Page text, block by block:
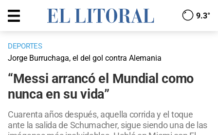
9.3°
DEPORTES
Jorge Burruchaga, el del gol contra Alemania
“Messi arrancó el Mundial como
nunca en su vida”
Cuarenta años después, aquella corrida y el toque
ante la salida de Schumacher, sigue siendo una de las